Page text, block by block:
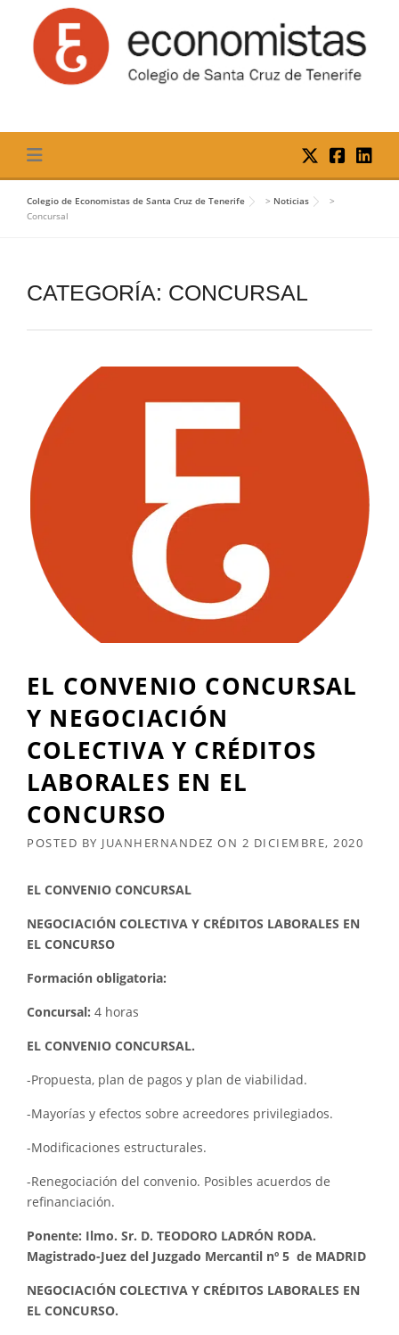
content
Colegio de Economistas de Santa Cruz de Tenerife > Noticias
>
Concursal
CATEGORÍA: CONCURSAL
EL CONVENIO CONCURSAL
Y NEGOCIACIÓN
COLECTIVA Y CRÉDITOS
LABORALES EN EL
CONCURSO
POSTED BY JUANHERNANDEZ ON 2 DICIEMBRE, 2020
EL CONVENIO CONCURSAL
NEGOCIACIÓN COLECTIVA Y CRÉDITOS LABORALES EN
EL CONCURSO
Formación obligatoria:
Concursal: 4 horas
EL CONVENIO CONCURSAL.
-Propuesta, plan de pagos y plan de viabilidad.
-Mayorías y efectos sobre acreedores privilegiados.
-Modificaciones estructurales.
-Renegociación del convenio. Posibles acuerdos de
refinanciación.
Ponente: Ilmo. Sr. D. TEODORO LADRÓN RODA.
Magistrado-Juez del Juzgado Mercantil nº 5 de MADRID
NEGOCIACIÓN COLECTIVA Y CRÉDITOS LABORALES EN
EL CONCURSO.